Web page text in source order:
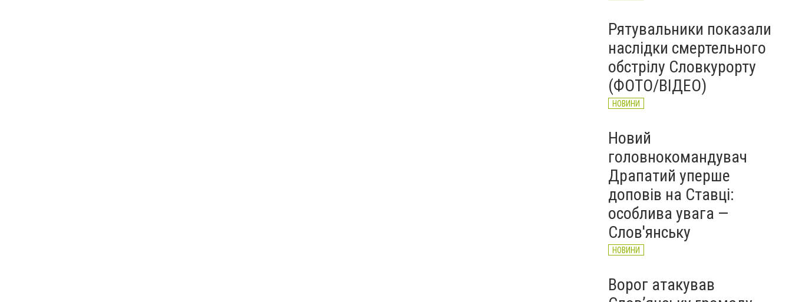
Рятувальники показали
наслідки смертельного
обстрілу Словкурорту
(ФОТО/ВІДЕО)
НОВИНИ
Новий
головнокомандувач
Драпатий уперше
доповів на Ставці:
особлива увага —
Слов'янську
НОВИНИ
Ворог атакував